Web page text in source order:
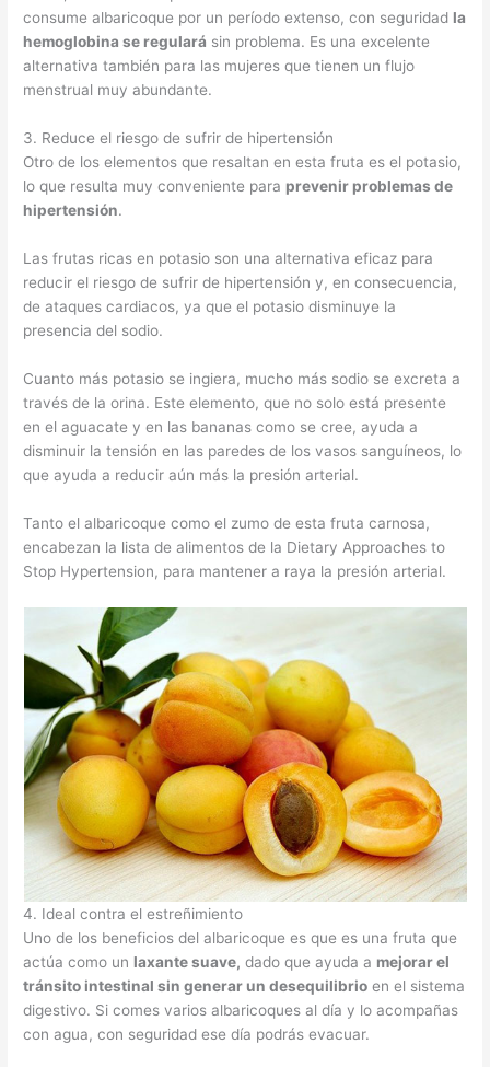
consume albaricoque por un período extenso, con seguridad la
hemoglobina se regulará sin problema. Es una excelente
alternativa también para las mujeres que tienen un flujo
menstrual muy abundante.
3. Reduce el riesgo de sufrir de hipertensión
Otro de los elementos que resaltan en esta fruta es el potasio,
lo que resulta muy conveniente para prevenir problemas de
hipertensión.
Las frutas ricas en potasio son una alternativa eficaz para
reducir el riesgo de sufrir de hipertensión y, en consecuencia,
de ataques cardiacos, ya que el potasio disminuye la
presencia del sodio.
Cuanto más potasio se ingiera, mucho más sodio se excreta a
través de la orina. Este elemento, que no solo está presente
en el aguacate y en las bananas como se cree, ayuda a
disminuir la tensión en las paredes de los vasos sanguíneos, lo
que ayuda a reducir aún más la presión arterial.
Tanto el albaricoque como el zumo de esta fruta carnosa,
encabezan la lista de alimentos de la Dietary Approaches to
Stop Hypertension, para mantener a raya la presión arterial.
4. Ideal contra el estreñimiento
Uno de los beneficios del albaricoque es que es una fruta que
actúa como un laxante suave, dado que ayuda a mejorar el
tránsito intestinal sin generar un desequilibrio en el sistema
digestivo. Si comes varios albaricoques al día y lo acompañas
con agua, con seguridad ese día podrás evacuar.